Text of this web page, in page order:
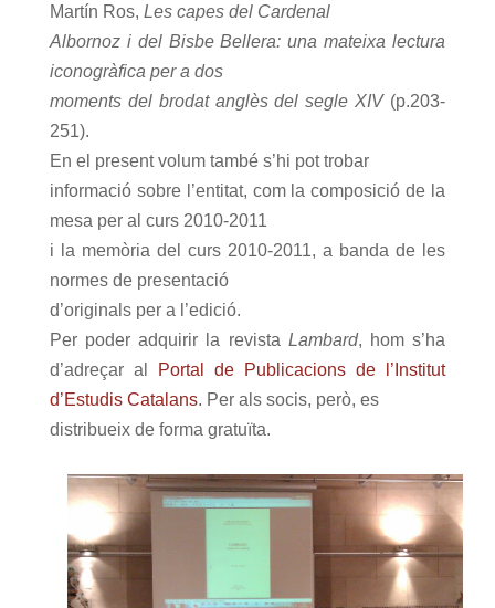
Martín Ros, Les capes del Cardenal
Albornoz i del Bisbe Bellera: una mateixa lectura
iconogràfica per a dos
moments del brodat anglès del segle XIV (p.203-
251).
En el present volum també s’hi pot trobar
informació sobre l’entitat, com la composició de la
mesa per al curs 2010-2011
i la memòria del curs 2010-2011, a banda de les
normes de presentació
d’originals per a l’edició.
Per poder adquirir la revista Lambard, hom s’ha
d’adreçar al
Portal de Publicacions de l’Institut
d’Estudis Catalans. Per als socis, però, es
distribueix de forma gratuïta.